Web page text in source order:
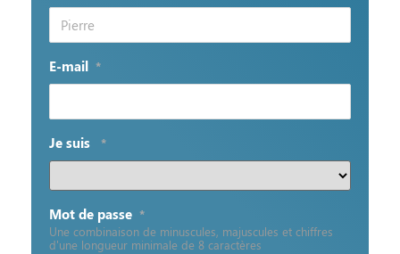
E-mail *
Je suis *
Mot de passe *
Une combinaison de minuscules, majuscules et chiffres
d'une longueur minimale de 8 caractères